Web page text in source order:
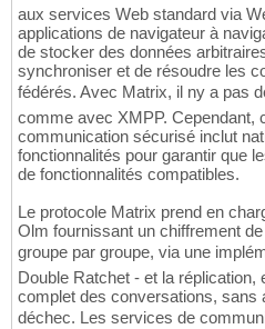
aux services Web standard via
applications de navigateur à
de stocker des données
synchroniser et de résoudre les
fédérés. Avec Matrix, il ny a pas
comme avec XMPP. Cependant,
communication sécurisé inclut
fonctionnalités pour garantir que
de fonctionnalités compatibles.
Le protocole Matrix prend en
Olm fournissant un chiffrement
groupe par groupe, via une
Double Ratchet - et la réplication,
complet des conversations, sans
déchec. Les services de